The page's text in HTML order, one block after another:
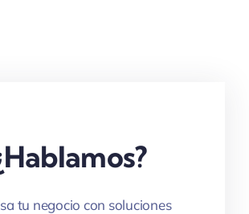
tu negocio con soluciones